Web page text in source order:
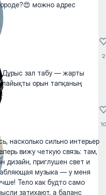
можно адрес
Дұрыс зал табу — жарты
лайықты орын тапқаның
2
насколько сильно интерьер
вижу четкую связь: там,
дизайн, приглушен свет и
музыка — у меня
Тело как будто само
затихают, а баланс